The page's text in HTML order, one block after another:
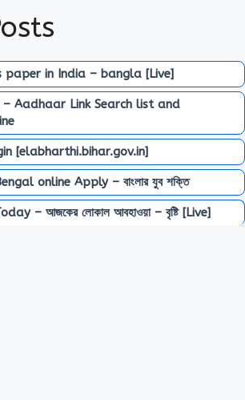
paper in India – bangla [Live]
Aadhaar Link Search list and
[elabharthi.bihar.gov.in]
online Apply – বাংলার যুব শক্তি
– আজকের লোকাল আবহাওয়া – বৃষ্টি [Live]